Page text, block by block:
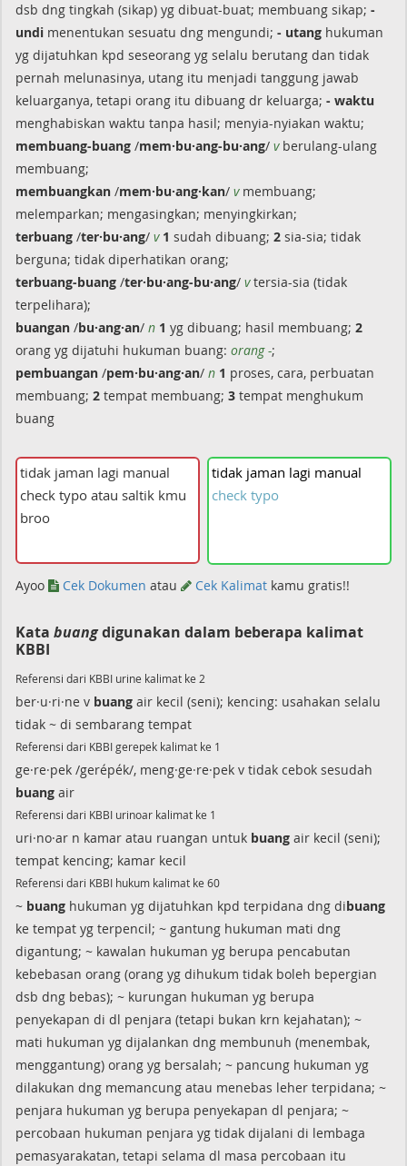
dsb dng tingkah (sikap) yg dibuat-buat; membuang sikap; -
undi menentukan sesuatu dng mengundi; - utang hukuman
yg dijatuhkan kpd seseorang yg selalu berutang dan tidak
pernah melunasinya, utang itu menjadi tanggung jawab
keluarganya, tetapi orang itu dibuang dr keluarga; - waktu
menghabiskan waktu tanpa hasil; menyia-nyiakan waktu;
membuang-buang /mem·bu·ang-bu·ang/ vberulang-ulang
membuang;
membuangkan /mem·bu·ang·kan/ vmembuang;
melemparkan; mengasingkan; menyingkirkan;
terbuang /ter·bu·ang/ v 1 sudah dibuang; 2 sia-sia; tidak
berguna; tidak diperhatikan orang;
terbuang-buang /ter·bu·ang-bu·ang/ vtersia-sia (tidak
terpelihara);
buangan /bu·ang·an/ n 1 yg dibuang; hasil membuang; 2
orang yg dijatuhi hukuman buang: orang -;
pembuangan /pem·bu·ang·an/ n 1 proses, cara, perbuatan
membuang; 2 tempat membuang; 3 tempat menghukum
buang
tidak jaman lagi manual
check typo
Ayoo Cek Dokumen atau Cek Kalimat kamu gratis!!
Kata buangdigunakan dalam beberapa kalimat
KBBI
Referensi dari KBBI urine kalimat ke 2
ber·u·ri·ne v buang air kecil (seni); kencing: usahakan selalu
tidak ~ di sembarang tempat
Referensi dari KBBI gerepek kalimat ke 1
ge·re·pek /gerépék/, meng·ge·re·pek v tidak cebok sesudah
buang air
Referensi dari KBBI urinoar kalimat ke 1
uri·no·ar n kamar atau ruangan untuk buang air kecil (seni);
tempat kencing; kamar kecil
Referensi dari KBBI hukum kalimat ke 60
~ buang hukuman yg dijatuhkan kpd terpidana dng dibuang
ke tempat yg terpencil; ~ gantung hukuman mati dng
digantung; ~ kawalan hukuman yg berupa pencabutan
kebebasan orang (orang yg dihukum tidak boleh bepergian
dsb dng bebas); ~ kurungan hukuman yg berupa
penyekapan di dl penjara (tetapi bukan krn kejahatan); ~
mati hukuman yg dijalankan dng membunuh (menembak,
menggantung) orang yg bersalah; ~ pancung hukuman yg
dilakukan dng memancung atau menebas leher terpidana; ~
penjara hukuman yg berupa penyekapan dl penjara; ~
percobaan hukuman penjara yg tidak dijalani di lembaga
pemasyarakatan, tetapi selama dl masa percobaan itu